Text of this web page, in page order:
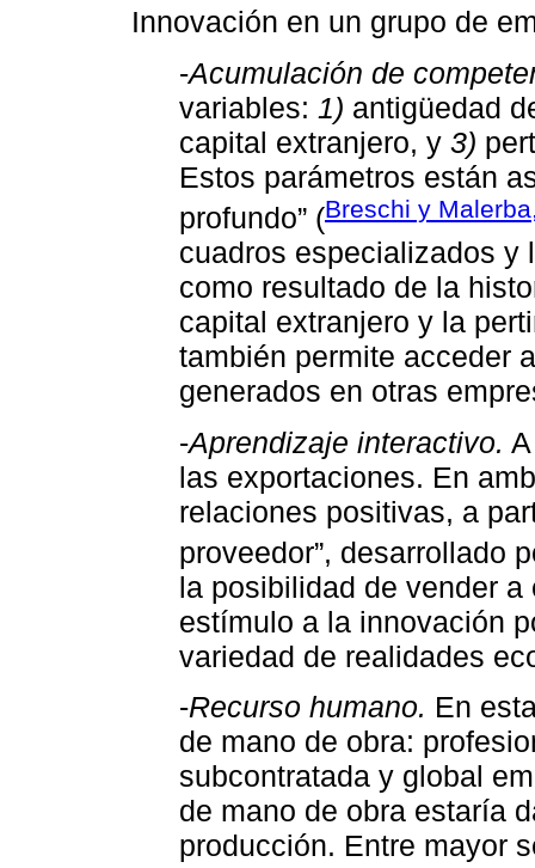
Innovación en un grupo de
-Acumulación de
variables: 1) antigüedad
capital extranjero, y 3)
Estos parámetros están
profundo” (Breschi y
cuadros especializados y
como resultado de la
capital extranjero y la
también permite acceder
generados en otras
-Aprendizaje interactivo.
las exportaciones. En
relaciones positivas, a
proveedor”, desarrollado
la posibilidad de vender
estímulo a la innovación
variedad de realidades
-Recurso humano. En
de mano de obra:
subcontratada y global
de mano de obra estaría
producción. Entre mayor